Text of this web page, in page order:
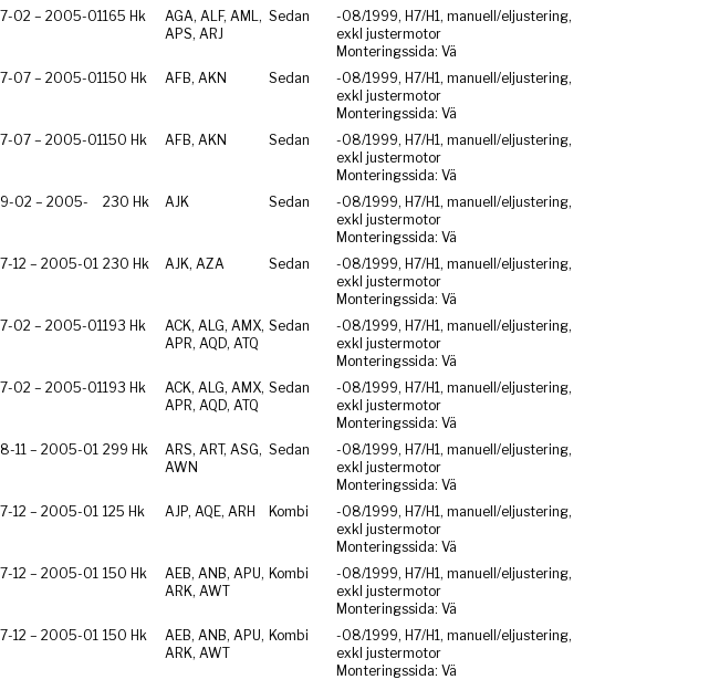
02 – 2005-01 165 Hk
AGA, ALF, AML,
APS, ARJ
Sedan
-08/1999, H7/H1, manuell/eljustering,
exkl justermotor
Monteringssida: Vä
07 – 2005-01 150 Hk AFB, AKN Sedan
-08/1999, H7/H1, manuell/eljustering,
exkl justermotor
Monteringssida: Vä
07 – 2005-01 150 Hk AFB, AKN Sedan
-08/1999, H7/H1, manuell/eljustering,
exkl justermotor
Monteringssida: Vä
02 – 2005-
230 Hk AJK Sedan
-08/1999, H7/H1, manuell/eljustering,
exkl justermotor
Monteringssida: Vä
12 – 2005-01 230 Hk AJK, AZA Sedan
-08/1999, H7/H1, manuell/eljustering,
exkl justermotor
Monteringssida: Vä
02 – 2005-01 193 Hk
ACK, ALG, AMX,
APR, AQD, ATQ
Sedan
-08/1999, H7/H1, manuell/eljustering,
exkl justermotor
Monteringssida: Vä
02 – 2005-01 193 Hk
ACK, ALG, AMX,
APR, AQD, ATQ
Sedan
-08/1999, H7/H1, manuell/eljustering,
exkl justermotor
Monteringssida: Vä
11 – 2005-01 299 Hk
ARS, ART, ASG,
AWN
Sedan
-08/1999, H7/H1, manuell/eljustering,
exkl justermotor
Monteringssida: Vä
12 – 2005-01 125 Hk AJP, AQE, ARH Kombi
-08/1999, H7/H1, manuell/eljustering,
exkl justermotor
Monteringssida: Vä
12 – 2005-01 150 Hk
AEB, ANB, APU,
ARK, AWT
Kombi
-08/1999, H7/H1, manuell/eljustering,
exkl justermotor
Monteringssida: Vä
12 – 2005-01 150 Hk
AEB, ANB, APU,
ARK, AWT
Kombi
-08/1999, H7/H1, manuell/eljustering,
exkl justermotor
Monteringssida: Vä